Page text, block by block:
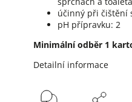
účinný při čištění
pH přípravku: 2
Minimální odběr 1
Detailní informace